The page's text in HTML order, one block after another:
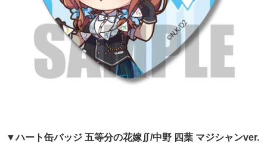
▼ハート缶バッジ 五等分の花嫁∬/中野 四葉 マジシャンver.